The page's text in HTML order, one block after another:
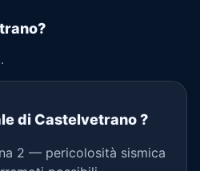
di Castelvetrano?
2 — pericolosità sismica